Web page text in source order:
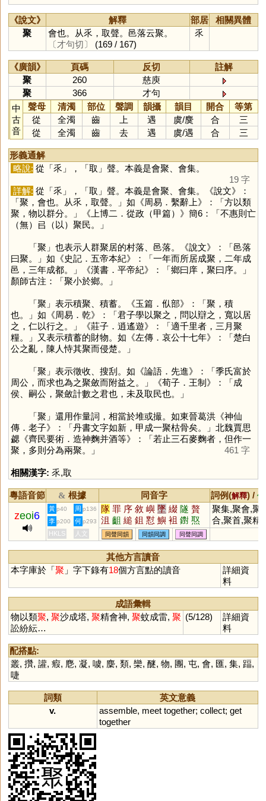
《說文》 解釋 部居
相關異體
聚
會也。从乑，取聲。邑落云聚。
〔才句切〕
(169 / 167)
乑
《廣韻》 頁碼 反切
註解
聚
260
慈庾
聚
366
才句
中
古
音
聲母 清濁 部位 聲調 韻攝 韻目 開合
等第
從
全濁 齒 上 遇 虞/麌 合
三
從
全濁 齒 去 遇 虞/遇 合 三
形義通解
略說: 從「乑 」，「取 」聲。本義是會聚、會集。
19 字
詳解: 從「乑 」，「取 」聲。本義是會聚、會集。《說文》：
「聚，會也。从乑，取聲。」如《周易．繫辭上》：「方以類
聚，物以群分。」《上博二．從政（甲篇）》簡6：「不惠則亡
（無）㠯（以）聚民。」
「聚 」也表示人群聚居的村落、邑落。《說文》：「邑落
曰聚。」如《史記．五帝本紀》：「一年而所居成聚，二年成
邑，三年成都。」《漢書．平帝紀》：「鄉曰庠，聚曰序。」
顏師古注：「聚小於鄉。」
「聚 」表示積聚、積蓄。《玉篇．㐺部》：「聚，積
也。」如《周易．乾》：「君子學以聚之，問以辯之，寬以居
之，仁以行之。」《莊子．逍遙遊》：「適千里者，三月聚
糧。」又表示積蓄的財物。如《左傳．哀公十七年》：「楚白
公之亂，陳人恃其聚而侵楚。」
「聚 」表示徵收、搜刮。如《論語．先進》：「季氏富於
周公，而求也為之聚斂而附益之。」《荀子．王制》：「成
侯、嗣公，聚斂計數之君也，未及取民也。」
「聚 」還用作量詞，相當於堆或撮。如東晉葛洪《神仙
傳．老子》：「丹書文字如新，甲成一聚枯骨矣。」北魏賈思
勰《齊民要術．造神麴并酒等》：「若止三石麥麴者，但作一
聚，多則分為兩聚。」
461 字
相關漢字: 乑,取
粵語音節 & 根據 同音字 詞例(解釋) /
zeoi6
黃 p40 周 p136 隊 罪 序 敘 嶼 墜 綴 隧 贅
沮 齟 縋 鉏 懟 鱮 袓 鑆 焣
檌 娷 垿 沀 蕞 芧 藇 諈 膇
硾 怚 漵 甀
聚集,聚會,聚
合,聚首,聚精
神,凝聚,類聚
李 p200 何 p293
HKLS 人文 同聲同韻 同韻同調 同聲同調
其他方言讀音
本字庫於「聚 」字下錄有18個方言點的讀音
詳細資
料
成語彙輯
物以類聚, 聚沙成塔, 聚精會神, 聚蚊成雷, 聚
訟紛紜…
(5/128)
詳細資
料
配搭點:
叢, 攢, 讙, 瘕, 麀, 凝, 噳, 麇, 類, 欒, 醚, 物, 團, 屯, 會, 匯, 集, 踾,
啑
詞類
英文意義
v.
assemble, meet together; collect; get
together